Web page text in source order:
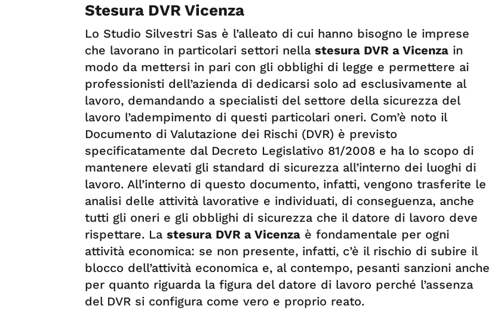
Stesura DVR Vicenza
Lo Studio Silvestri Sas è l’alleato di cui hanno bisogno le imprese
che lavorano in particolari settori nella stesura DVR a Vicenza in
modo da mettersi in pari con gli obblighi di legge e permettere ai
professionisti dell’azienda di dedicarsi solo ad esclusivamente al
lavoro, demandando a specialisti del settore della sicurezza del
lavoro l’adempimento di questi particolari oneri. Com’è noto il
Documento di Valutazione dei Rischi (DVR) è previsto
specificatamente dal Decreto Legislativo 81/2008 e ha lo scopo di
mantenere elevati gli standard di sicurezza all’interno dei luoghi di
lavoro. All’interno di questo documento, infatti, vengono trasferite le
analisi delle attività lavorative e individuati, di conseguenza, anche
tutti gli oneri e gli obblighi di sicurezza che il datore di lavoro deve
rispettare. La stesura DVR a Vicenza è fondamentale per ogni
attività economica: se non presente, infatti, c’è il rischio di subire il
blocco dell’attività economica e, al contempo, pesanti sanzioni anche
per quanto riguarda la figura del datore di lavoro perché l’assenza
del DVR si configura come vero e proprio reato.